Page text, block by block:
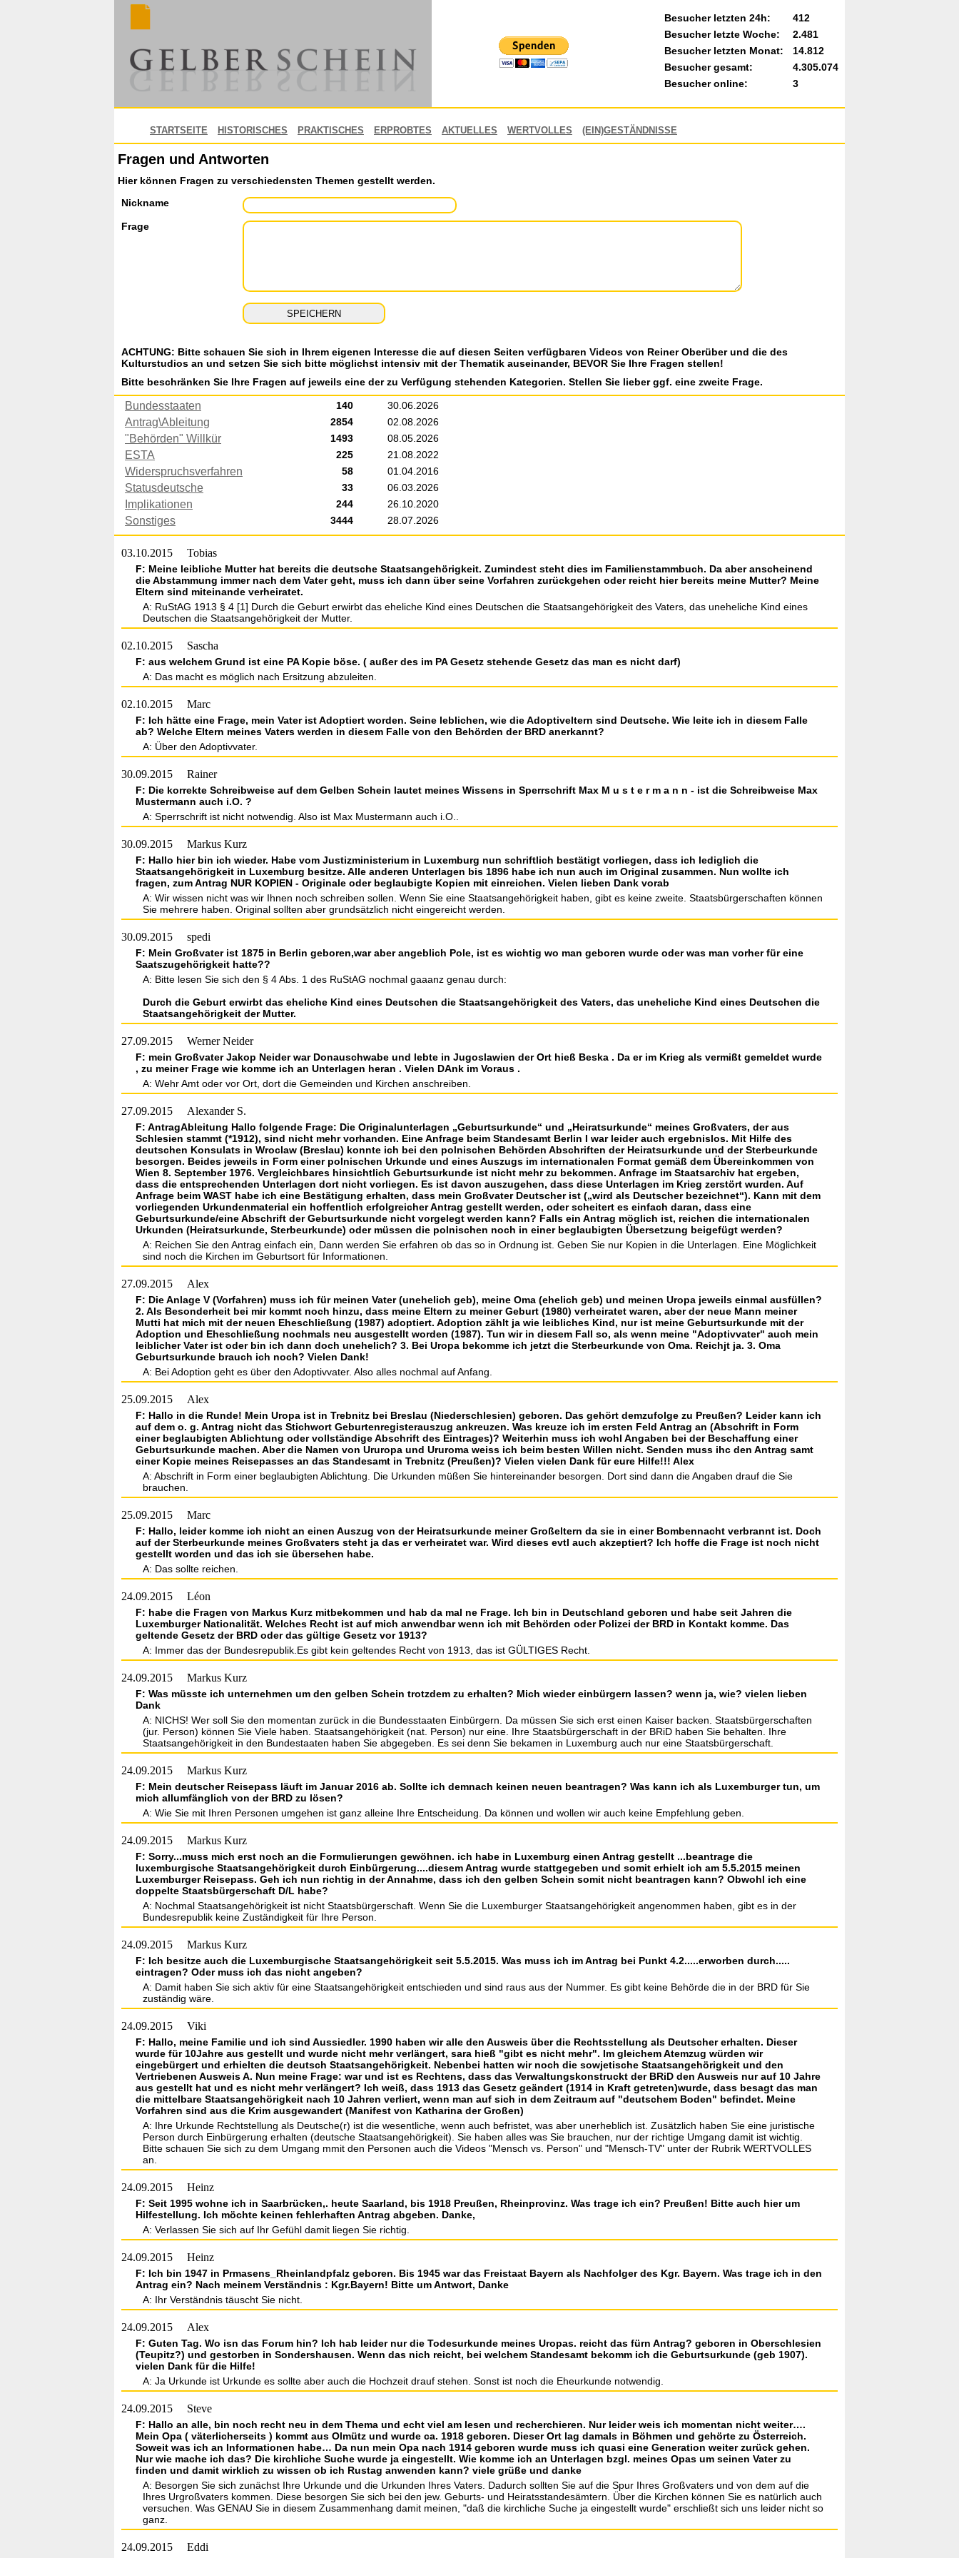
Besucher letzten 24h:
412
Besucher letzte Woche:
2.481
Besucher letzten Monat:
14.812
Besucher gesamt:
4.305.074
Besucher online:
3
STARTSEITE HISTORISCHES PRAKTISCHES ERPROBTES AKTUELLES WERTVOLLES (EIN)GESTÄNDNISSE
Fragen und Antworten
Hier können Fragen zu verschiedensten Themen gestellt werden.
Nickname
Frage
ACHTUNG: Bitte schauen Sie sich in Ihrem eigenen Interesse die auf diesen Seiten verfügbaren Videos von Reiner Oberüber und die des
Kulturstudios an und setzen Sie sich bitte möglichst intensiv mit der Thematik auseinander, BEVOR Sie Ihre Fragen stellen!
Bitte beschränken Sie Ihre Fragen auf jeweils eine der zu Verfügung stehenden Kategorien. Stellen Sie lieber ggf. eine zweite Frage.
Bundesstaaten 140 30.06.2026
Antrag\Ableitung 2854 02.08.2026
"Behörden" Willkür 1493 08.05.2026
ESTA 225 21.08.2022
Widerspruchsverfahren 58 01.04.2016
Statusdeutsche 33 06.03.2026
Implikationen 244 26.10.2020
Sonstiges 3444 28.07.2026
03.10.2015 Tobias
F: Meine leibliche Mutter hat bereits die deutsche Staatsangehörigkeit. Zumindest steht dies im Familienstammbuch. Da aber anscheinend
die Abstammung immer nach dem Vater geht, muss ich dann über seine Vorfahren zurückgehen oder reicht hier bereits meine Mutter? Meine
Eltern sind miteinande verheiratet.
A: RuStAG 1913 § 4 [1] Durch die Geburt erwirbt das eheliche Kind eines Deutschen die Staatsangehörigkeit des Vaters, das uneheliche Kind eines
Deutschen die Staatsangehörigkeit der Mutter.
02.10.2015 Sascha
F: aus welchem Grund ist eine PA Kopie böse. ( außer des im PA Gesetz stehende Gesetz das man es nicht darf)
A: Das macht es möglich nach Ersitzung abzuleiten.
02.10.2015 Marc
F: Ich hätte eine Frage, mein Vater ist Adoptiert worden. Seine leblichen, wie die Adoptiveltern sind Deutsche. Wie leite ich in diesem Falle
ab? Welche Eltern meines Vaters werden in diesem Falle von den Behörden der BRD anerkannt?
A: Über den Adoptivvater.
30.09.2015 Rainer
F: Die korrekte Schreibweise auf dem Gelben Schein lautet meines Wissens in Sperrschrift Max M u s t e r m a n n - ist die Schreibweise Max
Mustermann auch i.O. ?
A: Sperrschrift ist nicht notwendig. Also ist Max Mustermann auch i.O..
30.09.2015 Markus Kurz
F: Hallo hier bin ich wieder. Habe vom Justizministerium in Luxemburg nun schriftlich bestätigt vorliegen, dass ich lediglich die
Staatsangehörigkeit in Luxemburg besitze. Alle anderen Unterlagen bis 1896 habe ich nun auch im Original zusammen. Nun wollte ich
fragen, zum Antrag NUR KOPIEN - Originale oder beglaubigte Kopien mit einreichen. Vielen lieben Dank vorab
A: Wir wissen nicht was wir Ihnen noch schreiben sollen. Wenn Sie eine Staatsangehörigkeit haben, gibt es keine zweite. Staatsbürgerschaften können
Sie mehrere haben. Original sollten aber grundsätzlich nicht eingereicht werden.
30.09.2015 spedi
F: Mein Großvater ist 1875 in Berlin geboren,war aber angeblich Pole, ist es wichtig wo man geboren wurde oder was man vorher für eine
Saatszugehörigkeit hatte??
A: Bitte lesen Sie sich den § 4 Abs. 1 des RuStAG nochmal gaaanz genau durch:
Durch die Geburt erwirbt das eheliche Kind eines Deutschen die Staatsangehörigkeit des Vaters, das uneheliche Kind eines Deutschen die
Staatsangehörigkeit der Mutter.
27.09.2015 Werner Neider
F: mein Großvater Jakop Neider war Donauschwabe und lebte in Jugoslawien der Ort hieß Beska . Da er im Krieg als vermißt gemeldet wurde
, zu meiner Frage wie komme ich an Unterlagen heran . Vielen DAnk im Voraus .
A: Wehr Amt oder vor Ort, dort die Gemeinden und Kirchen anschreiben.
27.09.2015 Alexander S.
F: AntragAbleitung Hallo folgende Frage: Die Originalunterlagen „Geburtsurkunde“ und „Heiratsurkunde“ meines Großvaters, der aus
Schlesien stammt (*1912), sind nicht mehr vorhanden. Eine Anfrage beim Standesamt Berlin I war leider auch ergebnislos. Mit Hilfe des
deutschen Konsulats in Wroclaw (Breslau) konnte ich bei den polnischen Behörden Abschriften der Heiratsurkunde und der Sterbeurkunde
besorgen. Beides jeweils in Form einer polnischen Urkunde und eines Auszugs im internationalen Format gemäß dem Übereinkommen von
Wien 8. September 1976. Vergleichbares hinsichtlich Geburtsurkunde ist nicht mehr zu bekommen. Anfrage im Staatsarchiv hat ergeben,
dass die entsprechenden Unterlagen dort nicht vorliegen. Es ist davon auszugehen, dass diese Unterlagen im Krieg zerstört wurden. Auf
Anfrage beim WAST habe ich eine Bestätigung erhalten, dass mein Großvater Deutscher ist („wird als Deutscher bezeichnet“). Kann mit dem
vorliegenden Urkundenmaterial ein hoffentlich erfolgreicher Antrag gestellt werden, oder scheitert es einfach daran, dass eine
Geburtsurkunde/eine Abschrift der Geburtsurkunde nicht vorgelegt werden kann? Falls ein Antrag möglich ist, reichen die internationalen
Urkunden (Heiratsurkunde, Sterbeurkunde) oder müssen die polnischen noch in einer beglaubigten Übersetzung beigefügt werden?
A: Reichen Sie den Antrag einfach ein, Dann werden Sie erfahren ob das so in Ordnung ist. Geben Sie nur Kopien in die Unterlagen. Eine Möglichkeit
sind noch die Kirchen im Geburtsort für Informationen.
27.09.2015 Alex
F: Die Anlage V (Vorfahren) muss ich für meinen Vater (unehelich geb), meine Oma (ehelich geb) und meinen Uropa jeweils einmal ausfüllen?
2. Als Besonderheit bei mir kommt noch hinzu, dass meine Eltern zu meiner Geburt (1980) verheiratet waren, aber der neue Mann meiner
Mutti hat mich mit der neuen Eheschließung (1987) adoptiert. Adoption zählt ja wie leibliches Kind, nur ist meine Geburtsurkunde mit der
Adoption und Eheschließung nochmals neu ausgestellt worden (1987). Tun wir in diesem Fall so, als wenn meine "Adoptivvater" auch mein
leiblicher Vater ist oder bin ich dann doch unehelich? 3. Bei Uropa bekomme ich jetzt die Sterbeurkunde von Oma. Reichjt ja. 3. Oma
Geburtsurkunde brauch ich noch? Vielen Dank!
A: Bei Adoption geht es über den Adoptivvater. Also alles nochmal auf Anfang.
25.09.2015 Alex
F: Hallo in die Runde! Mein Uropa ist in Trebnitz bei Breslau (Niederschlesien) geboren. Das gehört demzufolge zu Preußen? Leider kann ich
auf dem o. g. Antrag nicht das Stichwort Geburtenregisterauszug ankreuzen. Was kreuze ich im ersten Feld Antrag an (Abschrift in Form
einer beglaubigten Ablichtung oder vollständige Abschrift des Eintrages)? Weiterhin muss ich wohl Angaben bei der Beschaffung einer
Geburtsurkunde machen. Aber die Namen von Ururopa und Ururoma weiss ich beim besten Willen nicht. Senden muss ihc den Antrag samt
einer Kopie meines Reisepasses an das Standesamt in Trebnitz (Preußen)? Vielen vielen Dank für eure Hilfe!!! Alex
A: Abschrift in Form einer beglaubigten Ablichtung. Die Urkunden müßen Sie hintereinander besorgen. Dort sind dann die Angaben drauf die Sie
brauchen.
25.09.2015 Marc
F: Hallo, leider komme ich nicht an einen Auszug von der Heiratsurkunde meiner Großeltern da sie in einer Bombennacht verbrannt ist. Doch
auf der Sterbeurkunde meines Großvaters steht ja das er verheiratet war. Wird dieses evtl auch akzeptiert? Ich hoffe die Frage ist noch nicht
gestellt worden und das ich sie übersehen habe.
A: Das sollte reichen.
24.09.2015 Léon
F: habe die Fragen von Markus Kurz mitbekommen und hab da mal ne Frage. Ich bin in Deutschland geboren und habe seit Jahren die
Luxemburger Nationalität. Welches Recht ist auf mich anwendbar wenn ich mit Behörden oder Polizei der BRD in Kontakt komme. Das
geltende Gesetz der BRD oder das gültige Gesetz vor 1913?
A: Immer das der Bundesrepublik.Es gibt kein geltendes Recht von 1913, das ist GÜLTIGES Recht.
24.09.2015 Markus Kurz
F: Was müsste ich unternehmen um den gelben Schein trotzdem zu erhalten? Mich wieder einbürgern lassen? wenn ja, wie? vielen lieben
Dank
A: NICHS! Wer soll Sie den momentan zurück in die Bundesstaaten Einbürgern. Da müssen Sie sich erst einen Kaiser backen. Staatsbürgerschaften
(jur. Person) können Sie Viele haben. Staatsangehörigkeit (nat. Person) nur eine. Ihre Staatsbürgerschaft in der BRiD haben Sie behalten. Ihre
Staatsangehörigkeit in den Bundestaaten haben Sie abgegeben. Es sei denn Sie bekamen in Luxemburg auch nur eine Staatsbürgerschaft.
24.09.2015 Markus Kurz
F: Mein deutscher Reisepass läuft im Januar 2016 ab. Sollte ich demnach keinen neuen beantragen? Was kann ich als Luxemburger tun, um
mich allumfänglich von der BRD zu lösen?
A: Wie Sie mit Ihren Personen umgehen ist ganz alleine Ihre Entscheidung. Da können und wollen wir auch keine Empfehlung geben.
24.09.2015 Markus Kurz
F: Sorry...muss mich erst noch an die Formulierungen gewöhnen. ich habe in Luxemburg einen Antrag gestellt ...beantrage die
luxemburgische Staatsangehörigkeit durch Einbürgerung....diesem Antrag wurde stattgegeben und somit erhielt ich am 5.5.2015 meinen
Luxemburger Reisepass. Geh ich nun richtig in der Annahme, dass ich den gelben Schein somit nicht beantragen kann? Obwohl ich eine
doppelte Staatsbürgerschaft D/L habe?
A: Nochmal Staatsangehörigkeit ist nicht Staatsbürgerschaft. Wenn Sie die Luxemburger Staatsangehörigkeit angenommen haben, gibt es in der
Bundesrepublik keine Zuständigkeit für Ihre Person.
24.09.2015 Markus Kurz
F: Ich besitze auch die Luxemburgische Staatsangehörigkeit seit 5.5.2015. Was muss ich im Antrag bei Punkt 4.2.....erworben durch.....
eintragen? Oder muss ich das nicht angeben?
A: Damit haben Sie sich aktiv für eine Staatsangehörigkeit entschieden und sind raus aus der Nummer. Es gibt keine Behörde die in der BRD für Sie
zuständig wäre.
24.09.2015 Viki
F: Hallo, meine Familie und ich sind Aussiedler. 1990 haben wir alle den Ausweis über die Rechtsstellung als Deutscher erhalten. Dieser
wurde für 10Jahre aus gestellt und wurde nicht mehr verlängert, sara hieß "gibt es nicht mehr". Im gleichem Atemzug würden wir
eingebürgert und erhielten die deutsch Staatsangehörigkeit. Nebenbei hatten wir noch die sowjetische Staatsangehörigkeit und den
Vertriebenen Ausweis A. Nun meine Frage: war und ist es Rechtens, dass das Verwaltungskonstruckt der BRiD den Ausweis nur auf 10 Jahre
aus gestellt hat und es nicht mehr verlängert? Ich weiß, dass 1913 das Gesetz geändert (1914 in Kraft getreten)wurde, dass besagt das man
die mittelbare Staatsangehörigkeit nach 10 Jahren verliert, wenn man auf sich in dem Zeitraum auf "deutschem Boden" befindet. Meine
Vorfahren sind aus die Krim ausgewandert (Manifest von Katharina der Großen)
A: Ihre Urkunde Rechtstellung als Deutsche(r) ist die wesentliche, wenn auch befristet, was aber unerheblich ist. Zusätzlich haben Sie eine juristische
Person durch Einbürgerung erhalten (deutsche Staatsangehörigkeit). Sie haben alles was Sie brauchen, nur der richtige Umgang damit ist wichtig.
Bitte schauen Sie sich zu dem Umgang mmit den Personen auch die Videos "Mensch vs. Person" und "Mensch-TV" unter der Rubrik WERTVOLLES
an.
24.09.2015 Heinz
F: Seit 1995 wohne ich in Saarbrücken,. heute Saarland, bis 1918 Preußen, Rheinprovinz. Was trage ich ein? Preußen! Bitte auch hier um
Hilfestellung. Ich möchte keinen fehlerhaften Antrag abgeben. Danke,
A: Verlassen Sie sich auf Ihr Gefühl damit liegen Sie richtig.
24.09.2015 Heinz
F: Ich bin 1947 in Prmasens_Rheinlandpfalz geboren. Bis 1945 war das Freistaat Bayern als Nachfolger des Kgr. Bayern. Was trage ich in den
Antrag ein? Nach meinem Verständnis : Kgr.Bayern! Bitte um Antwort, Danke
A: Ihr Verständnis täuscht Sie nicht.
24.09.2015 Alex
F: Guten Tag. Wo isn das Forum hin? Ich hab leider nur die Todesurkunde meines Uropas. reicht das fürn Antrag? geboren in Oberschlesien
(Teupitz?) und gestorben in Sondershausen. Wenn das nich reicht, bei welchem Standesamt bekomm ich die Geburtsurkunde (geb 1907).
vielen Dank für die Hilfe!
A: Ja Urkunde ist Urkunde es sollte aber auch die Hochzeit drauf stehen. Sonst ist noch die Eheurkunde notwendig.
24.09.2015 Steve
F: Hallo an alle, bin noch recht neu in dem Thema und echt viel am lesen und recherchieren. Nur leider weis ich momentan nicht weiter….
Mein Opa ( väterlicherseits ) kommt aus Olmütz und wurde ca. 1918 geboren. Dieser Ort lag damals in Böhmen und gehörte zu Österreich.
Soweit was ich an Informationen habe… Da nun mein Opa nach 1914 geboren wurde muss ich quasi eine Generation weiter zurück gehen.
Nur wie mache ich das? Die kirchliche Suche wurde ja eingestellt. Wie komme ich an Unterlagen bzgl. meines Opas um seinen Vater zu
finden und damit wirklich zu wissen ob ich Rustag anwenden kann? viele grüße und danke
A: Besorgen Sie sich zunächst Ihre Urkunde und die Urkunden Ihres Vaters. Dadurch sollten Sie auf die Spur Ihres Großvaters und von dem auf die
Ihres Urgroßvaters kommen. Diese besorgen Sie sich bei den jew. Geburts- und Heiratsstandesämtern. Über die Kirchen können Sie es natürlich auch
versuchen. Was GENAU Sie in diesem Zusammenhang damit meinen, "daß die kirchliche Suche ja eingestellt wurde" erschließt sich uns leider nicht so
ganz.
24.09.2015 Eddi